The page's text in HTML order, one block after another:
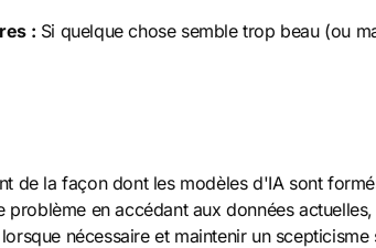
: Si quelque chose semble trop beau (ou
de la façon dont les modèles d'IA sont
en accédant aux données
nécessaire et maintenir un